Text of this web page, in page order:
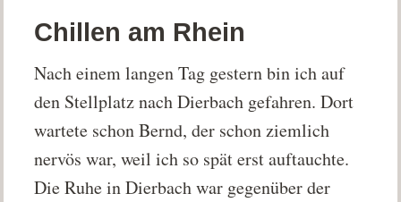
Chillen am Rhein
Nach einem langen Tag gestern bin ich auf
den Stellplatz nach Dierbach gefahren. Dort
wartete schon Bernd, der schon ziemlich
nervös war, weil ich so spät erst auftauchte.
Die Ruhe in Dierbach war gegenüber der